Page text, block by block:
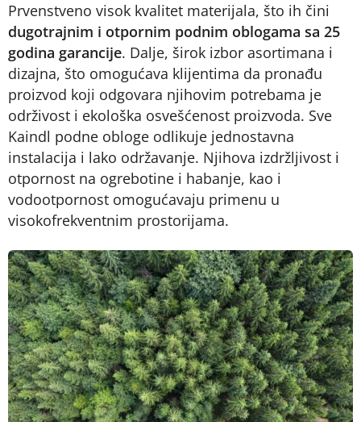
Prvenstveno visok kvalitet materijala, što ih čini
dugotrajnim i otpornim podnim oblogama sa 25
godina garancije. Dalje, širok izbor asortimana i
dizajna, što omogućava klijentima da pronađu
proizvod koji odgovara njihovim potrebama je
održivost i ekološka osvešćenost proizvoda. Sve
Kaindl podne obloge odlikuje jednostavna
instalacija i lako održavanje. Njihova izdržljivost i
otpornost na ogrebotine i habanje, kao i
vodootpornost omogućavaju primenu u
visokofrekventnim prostorijama.